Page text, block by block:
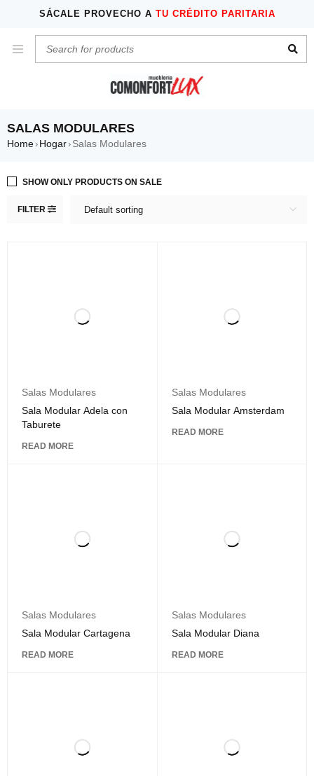
SÁCALE PROVECHO A TU CRÉDITO PARITARIA
SALAS MODULARES
Home› Hogar› Salas Modulares
FILTER Default sorting
SHOW ONLY PRODUCTS ON SALE
Salas Modulares
Sala Modular Adela con
Taburete
READ MORE
Salas Modulares
Sala Modular Amsterdam
READ MORE
Salas Modulares
Sala Modular Cartagena
READ MORE
Salas Modulares
Sala Modular Diana
READ MORE